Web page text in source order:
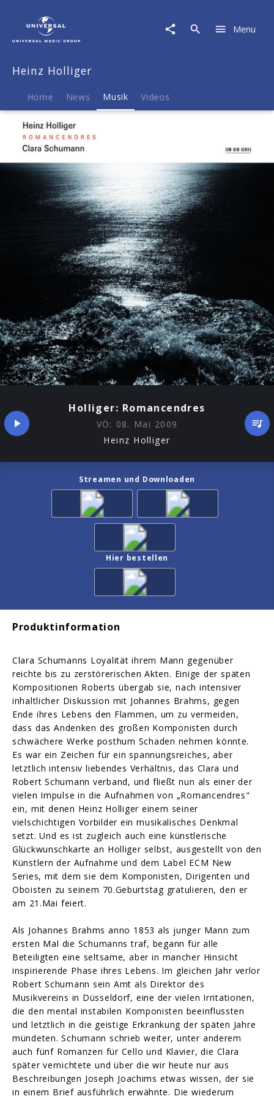
Musik
Holliger:
Menu
Heinz Holliger
Home News Musik Videos
Holliger: Romancendres
VÖ: 08. Mai 2009
Heinz Holliger
Streamen und Downloaden
Hier bestellen
Produktinformation
Clara Schumanns Loyalität ihrem Mann gegenüber
reichte bis zu zerstörerischen Akten. Einige der späten
Kompositionen Roberts übergab sie, nach intensiver
inhaltlicher Diskussion mit Johannes Brahms, gegen
Ende ihres Lebens den Flammen, um zu vermeiden,
dass das Andenken des großen Komponisten durch
schwächere Werke posthum Schaden nehmen könnte.
Es war ein Zeichen für ein spannungsreiches, aber
letztlich intensiv liebendes Verhältnis, das Clara und
Robert Schumann verband, und fließt nun als einer der
vielen Impulse in die Aufnahmen von „Romancendres"
ein, mit denen Heinz Holliger einem seiner
vielschichtigen Vorbilder ein musikalisches Denkmal
setzt. Und es ist zugleich auch eine künstlerische
Glückwunschkarte an Holliger selbst, ausgestellt von den
Künstlern der Aufnahme und dem Label ECM New
Series, mit dem sie dem Komponisten, Dirigenten und
Oboisten zu seinem 70.Geburtstag gratulieren, den er
am 21.Mai feiert.
Als Johannes Brahms anno 1853 als junger Mann zum
ersten Mal die Schumanns traf, begann für alle
Beteiligten eine seltsame, aber in mancher Hinsicht
inspirierende Phase ihres Lebens. Im gleichen Jahr verlor
Robert Schumann sein Amt als Direktor des
Musikvereins in Düsseldorf, eine der vielen Irritationen,
die den mental instabilen Komponisten beeinflussten
und letztlich in die geistige Erkrankung der späten Jahre
mündeten. Schumann schrieb weiter, unter anderem
auch fünf Romanzen für Cello und Klavier, die Clara
später vernichtete und über die wir heute nur aus
Beschreibungen Joseph Joachims etwas wissen, der sie
in einem Brief ausführlich erwähnte. Die wiederum